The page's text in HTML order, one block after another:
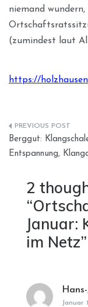
niemand
(zumindest laut
https://
Berggut:
Entspannung,
2
“
Januar:
im Netz”
Januar